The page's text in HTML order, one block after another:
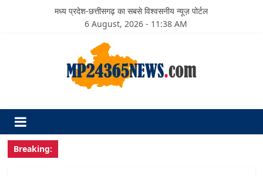
मध्य प्रदेश-छत्तीसगढ़ का सबसे विश्वसनीय न्यूज़ पोर्टल
6 August, 2026 - 11:38 AM
Breaking: